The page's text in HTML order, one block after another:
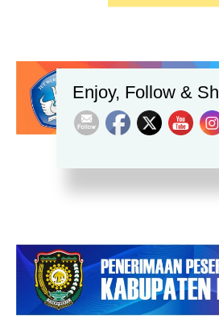
Enjoy, Follow &
Set Youtube Channel ID